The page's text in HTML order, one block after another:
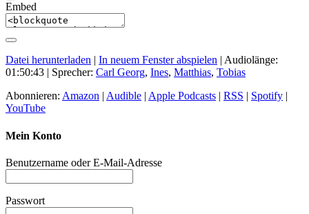
Embed
Datei herunterladen In neuem Fenster abspielen Audiolänge:
01:50:43 | Sprecher: Carl Georg, Ines, Matthias, Tobias
Abonnieren: Amazon Audible Apple Podcasts RSS Spotify
YouTube
Mein Konto
Benutzername oder E-Mail-Adresse
Passwort